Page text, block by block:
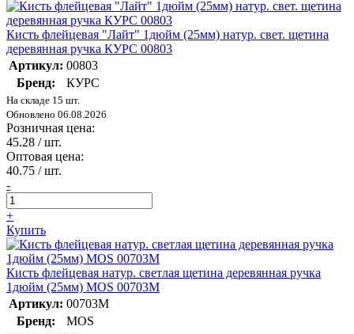
Кисть флейцевая "Лайт" 1дюйм (25мм) натур. свет. щетина
деревянная ручка КУРС 00803
Артикул: 00803
Бренд:
КУРС
На складе 15 шт.
Обновлено 06.08.2026
Розничная цена:
45.28 / шт.
Оптовая цена:
40.75 / шт.
-
+
Купить
Кисть флейцевая натур. светлая щетина деревянная ручка
1дюйм (25мм) MOS 00703М
Артикул: 00703М
Бренд:
MOS